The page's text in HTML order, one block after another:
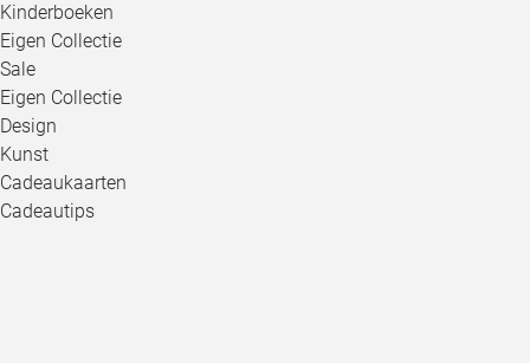
Kinderboeken
Eigen Collectie
Sale
Eigen Collectie
Design
Kunst
Cadeaukaarten
Cadeautips